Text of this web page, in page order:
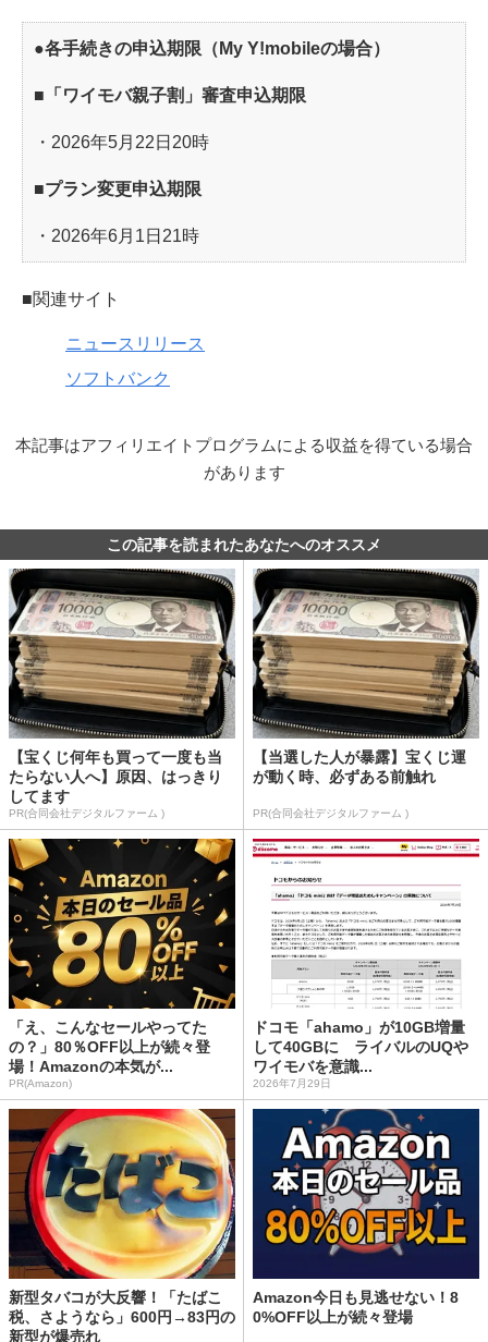
●各手続きの申込期限（My Y!mobileの場合）
■「ワイモバ親子割」審査申込期限
・2026年5月22日20時
■プラン変更申込期限
・2026年6月1日21時
■関連サイト
ニュースリリース
ソフトバンク
本記事はアフィリエイトプログラムによる収益を得ている場合
があります
この記事を読まれたあなたへのオススメ
【宝くじ何年も買って一度も当
たらない人へ】原因、はっきり
してます
PR(合同会社デジタルファーム )
【当選した人が暴露】宝くじ運
が動く時、必ずある前触れ
PR(合同会社デジタルファーム )
「え、こんなセールやってた
の？」80％OFF以上が続々登
場！Amazonの本気が...
PR(Amazon)
ドコモ「ahamo」が10GB増量
して40GBに ライバルのUQや
ワイモバを意識...
2026年7月29日
新型タバコが大反響！「たばこ
税、さようなら」600円→83円の
新型が爆売れ
Amazon今日も見逃せない！8
0%OFF以上が続々登場